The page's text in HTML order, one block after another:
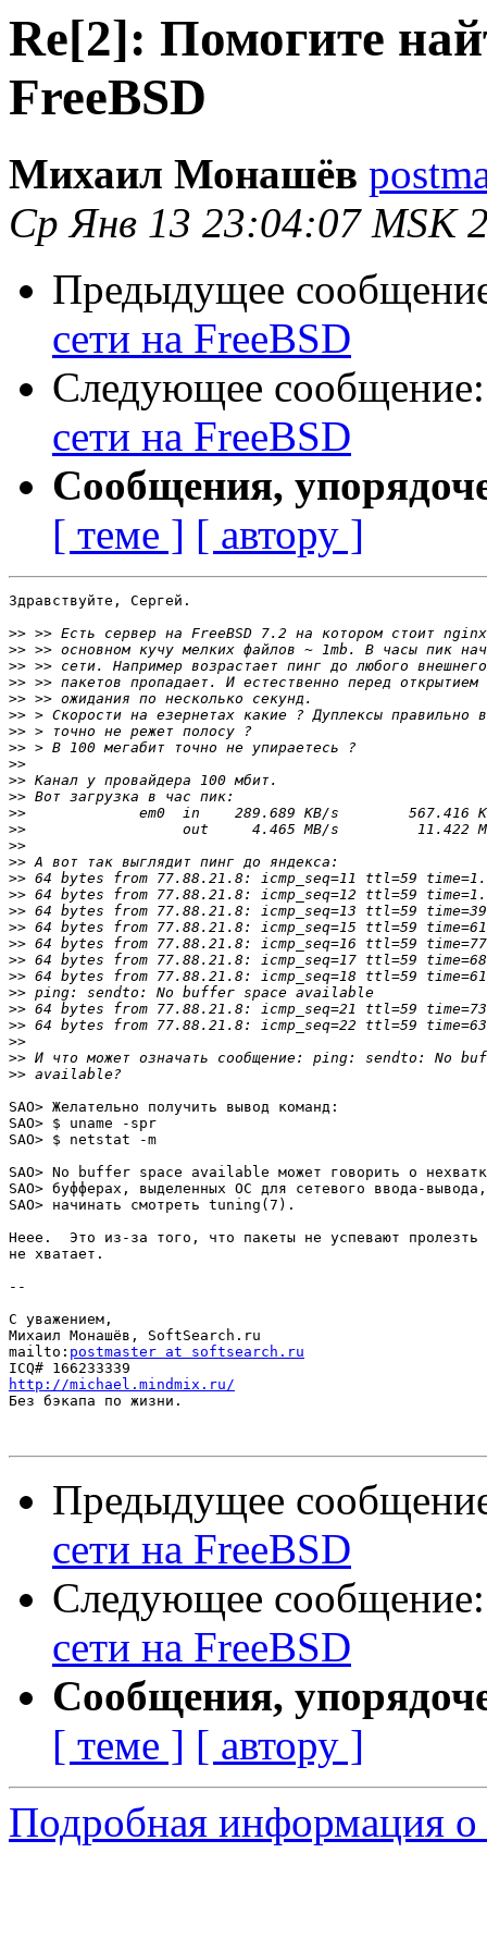
Re[2]: Помогите
FreeBSD
Михаил Монашёв
Ср Янв 13 23:04:07 MSK
Предыдущее
сети на FreeBSD
Следующее
сети на FreeBSD
Сообщения,
[ теме ] [ автору ]
Здравствуйте, Сергей.
>>
>>
>>
>>
>>
>>
>>
>>
>>
>>
>>
>>
>>
>>
>>
>>
>>
>>
>>
>>
>>
>>
>>
>>
>>
>>
>>
>>
SAO> Желательно получить вывод команд:
SAO> $ uname -spr
SAO> $ netstat -m
SAO> No buffer space available может говорить о
SAO> буфферах, выделенных ОС для сетевого ввода-
SAO> начинать смотреть tuning(7).
Неее.  Это из-за того, что пакеты не успевают пролезть
не хватает.
--
С уважением,
Михаил Монашёв, SoftSearch.ru
mailto: postmaster at softsearch.ru
http://michael.mindmix.ru/
Без бэкапа по жизни.
Предыдущее
сети на FreeBSD
Следующее
сети на FreeBSD
Сообщения,
[ теме ] [ автору ]
Подробная информация